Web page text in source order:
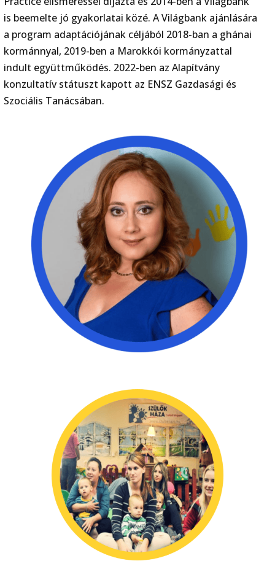
is beemelte jó gyakorlatai közé. A Világbank ajánlására
a program adaptációjának céljából 2018-ban a ghánai
kormánnyal, 2019-ben a Marokkói kormányzattal
indult együttműködés. 2022-ben az Alapítvány
konzultatív státuszt kapott az ENSZ Gazdasági és
Szociális Tanácsában.